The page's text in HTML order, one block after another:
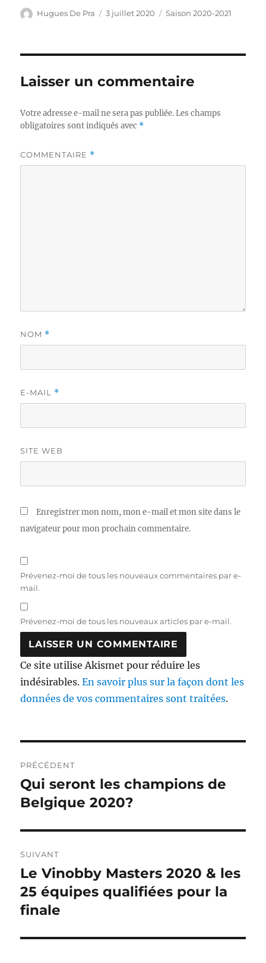
Auteur
Hugues De Pra
Publié
3 juillet 2020 Catégories
Saison 2020-2021
Laisser un commentaire
Votre adresse e-mail ne sera pas publiée. Les champs
obligatoires sont indiqués avec *
COMMENTAIRE *
NOM *
E-MAIL *
SITE WEB
Enregistrer mon nom, mon e-mail et mon site dans le
navigateur pour mon prochain commentaire.
Prévenez-moi de tous les nouveaux commentaires par e-
mail.
Prévenez-moi de tous les nouveaux articles par e-mail.
Ce site utilise Akismet pour réduire les
indésirables.En savoir plus sur la façon dont les
données de vos commentaires sont traitées.
de
l’article
PRÉCÉDENT
Publication
précédente :
Qui seront les champions de
Belgique 2020?
SUIVANT
Publication
suivante :
Le Vinobby Masters 2020 & les
25 équipes qualifiées pour la
finale